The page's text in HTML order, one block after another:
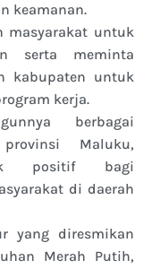
keamanan.
masyarakat untuk
serta meminta
kabupaten untuk
kerja.
berbagai
Maluku,
positif bagi
di daerah
yang diresmikan
Merah Putih,